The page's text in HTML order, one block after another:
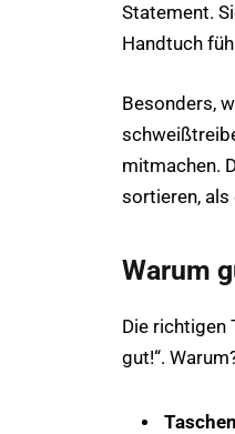
Statement.
Handtuch
Besonders,
mitmachen.
sortieren, als
Warum
Die richtigen
gut!“.